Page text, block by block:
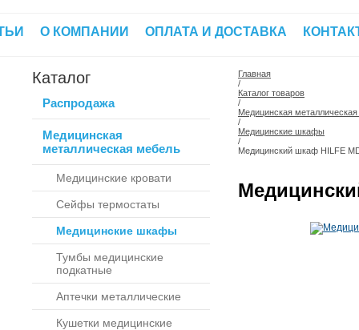
О КОМПАНИИ ОПЛАТА И ДОСТАВКА
Каталог
Распродажа
Медицинская
металлическая мебель
Медицинские кровати
Сейфы термостаты
Медицинские шкафы
Тумбы медицинские
подкатные
Аптечки металлические
Кушетки медицинские
Главная
/
Каталог товаров
/
Медицинская
/
Медицинские шкафы
/
Медицинский шкаф HILFE